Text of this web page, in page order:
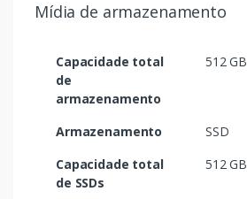
Mídia de armazenamento
Capacidade total
de
armazenamento
512 GB
Armazenamento
SSD
Capacidade total
de SSDs
512 GB